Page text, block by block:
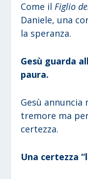
Come ilFiglio
Daniele, una
la speranza.
Gesù guarda
paura.
Gesù
tremore ma
certezza.
Una certezza